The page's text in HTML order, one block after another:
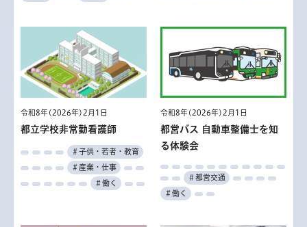
令和8年(2026年)2月1日
都立学校非常勤看護師
＃子供・若者・教育
＃産業・仕事
＃働く
令和8年(2026年)2月1日
都営バス 自動車整備士を知
る体験会
＃都営交通
＃働く